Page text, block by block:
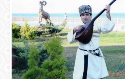
ИСТОРИЯ
КУЛЬТУРА
ГОЛОС